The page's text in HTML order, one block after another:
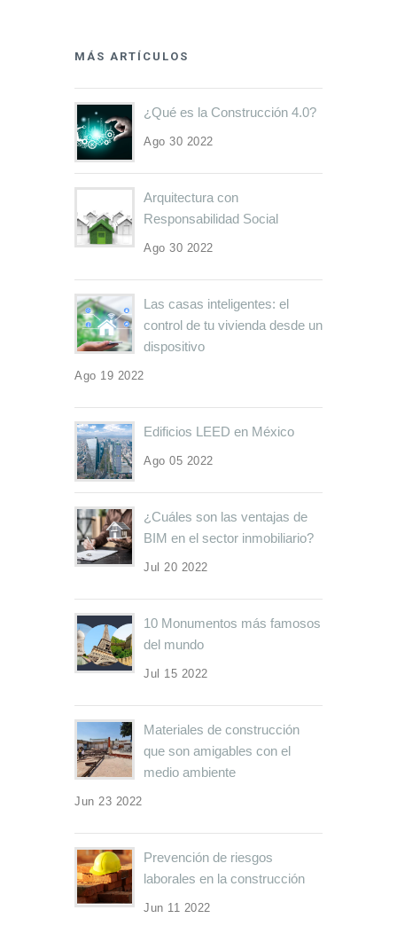
MÁS ARTÍCULOS
¿Qué es la Construcción 4.0?
Ago 30 2022
Arquitectura con
Responsabilidad Social
Ago 30 2022
Las casas inteligentes: el
control de tu vivienda desde un
dispositivo
Ago 19 2022
Edificios LEED en México
Ago 05 2022
¿Cuáles son las ventajas de
BIM en el sector inmobiliario?
Jul 20 2022
10 Monumentos más famosos
del mundo
Jul 15 2022
Materiales de construcción
que son amigables con el
medio ambiente
Jun 23 2022
Prevención de riesgos
laborales en la construcción
Jun 11 2022